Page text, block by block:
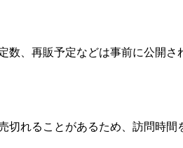
、再販予定などは事前に公開
れることがあるため、訪問時間